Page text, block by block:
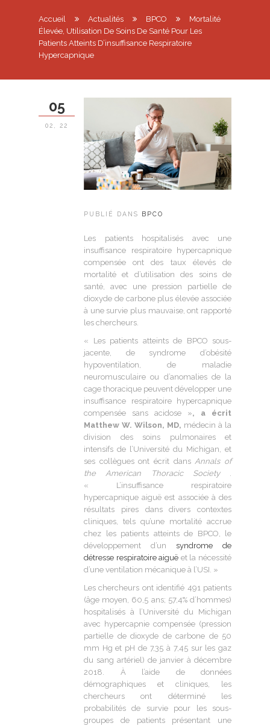
Accueil Actualités BPCO
Mortalité
Élevée, Utilisation De Soins De Santé Pour Les
Patients Atteints D’insuffisance Respiratoire
Hypercapnique
PUBLIÉ DANS BPCO
Les patients hospitalisés avec une
insuffisance respiratoire hypercapnique
compensée ont des taux élevés de
mortalité et d’utilisation des soins de
santé, avec une pression partielle de
dioxyde de carbone plus élevée associée
à une survie plus mauvaise, ont rapporté
les chercheurs.
« Les patients atteints de BPCO sous-
jacente, de syndrome d’obésité
hypoventilation, de maladie
neuromusculaire ou d’anomalies de la
cage thoracique peuvent développer une
insuffisance respiratoire hypercapnique
compensée sans acidose », a écrit
Matthew W. Wilson, MD, médecin à la
division des soins pulmonaires et
intensifs de l’Université du Michigan, et
ses collègues ont écrit dans Annals of
the American Thoracic Society.
« L’insuffisance respiratoire
hypercapnique aiguë est associée à des
résultats pires dans divers contextes
cliniques, tels qu’une mortalité accrue
chez les patients atteints de BPCO, le
développement d’un syndrome de
détresse respiratoire aiguë et la nécessité
d’une ventilation mécanique à l’USI. »
Les chercheurs ont identifié 491 patients
(âge moyen, 60,5 ans; 57,4% d’hommes)
hospitalisés à l’Université du Michigan
avec hypercapnie compensée (pression
partielle de dioxyde de carbone de 50
mm Hg et pH de 7,35 à 7,45 sur les gaz
du sang artériel) de janvier à décembre
2018. À l’aide de données
démographiques et cliniques, les
chercheurs ont déterminé les
probabilités de survie pour les sous-
groupes de patients présentant une
05
02, 22